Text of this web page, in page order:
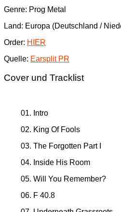
Genre: Prog Metal
Land: Europa (Deutschland /
Order: HIER
Quelle: Earsplit PR
Cover und Tracklist
01. Intro
02. King Of Fools
03. The Forgotten Part I
04. Inside His Room
05. Will You Remember?
06. F 40.8